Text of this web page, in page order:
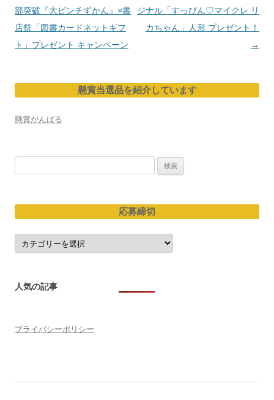
ナ
ビ
ゲ
ョ
ン
部突破『大ピンチずかん』×書
店祭「図書カードネットギフ
ト」プレゼント キャンペーン
ジナル「すっぴん♡マイクレ リ
カちゃん」人形 プレゼント！
→
懸賞当選品を紹介しています
懸賞がんばる
応募締切
応
募
締
人気の記事
プライバシーポリシー